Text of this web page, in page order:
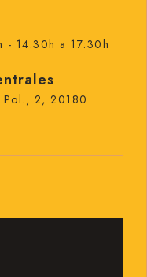
- 14:30h a 17:30h
2, 20180